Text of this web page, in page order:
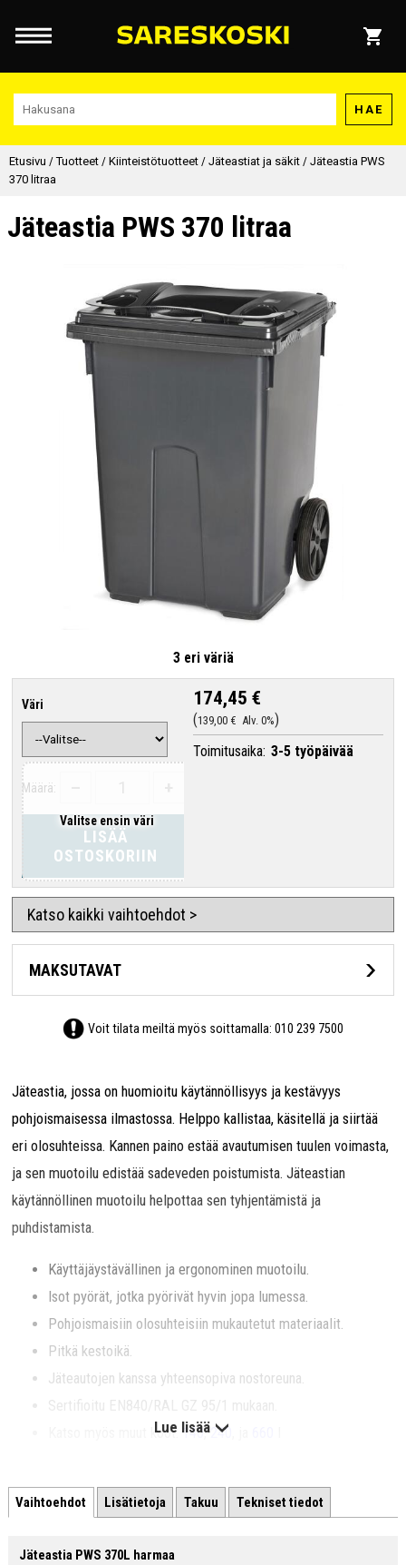
HAE
Etusivu /Tuotteet / Kiinteistötuotteet / Jäteastiat ja säkit / Jäteastia PWS
370 litraa
Jäteastia PWS 370 litraa
3 eri väriä
Väri
Valitse ensin väri
Määrä:
LISÄÄ
OSTOSKORIIN
174,45 €
139,00 € Alv. 0%
Toimitusaika: 3-5 työpäivää
Katso kaikki vaihtoehdot >
MAKSUTAVAT
Voit tilata meiltä myös soittamalla:010 239 7500
Jäteastia, jossa on huomioitu käytännöllisyys ja kestävyys
pohjoismaisessa ilmastossa. Helppo kallistaa, käsitellä ja siirtää
eri olosuhteissa. Kannen paino estää avautumisen tuulen voimasta,
ja sen muotoilu edistää sadeveden poistumista. Jäteastian
käytännöllinen muotoilu helpottaa sen tyhjentämistä ja
puhdistamista.
Käyttäjäystävällinen ja ergonominen muotoilu.
Isot pyörät, jotka pyörivät hyvin jopa lumessa.
Pohjoismaisiin olosuhteisiin mukautetut materiaalit.
Pitkä kestoikä.
Jäteautojen kanssa yhteensopiva nostoreuna.
Sertifioitu EN840/RAL GZ 95/1 mukaan.
Katso myös muut koot:140, 240
Jäteastioiden tarrat
Lue lisää
Vaihtoehdot Lisätietoja Takuu Tekniset tiedot
Jäteastia PWS 370L harmaa